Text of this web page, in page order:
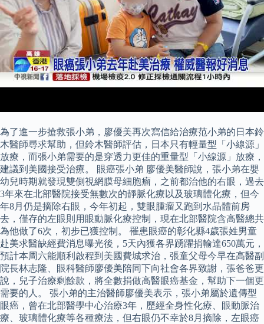
為了進一步搶救張小弟，廖優美再次寫信給治療范小弟的日本鈴
木醫師尋求幫助，但鈴木醫師評估，日本只有輕量型「小線源」
放療，而張小弟需要的是穿透力更佳的重量型「小線源」放療，
建議到美國接受治療。 眼癌張小弟 廖優美醫師說，張小弟在嬰
幼兒時期就發現雙側視網膜母細胞瘤，之前都治他的右眼，過去
3年來在北部醫院接受無數次的靜脈化療以及玻璃體化療，但今
年8月仍是摘除右眼，今年初起，雙眼腫瘤又跑到水晶體前房
去，僅存的左眼則用眼動脈化療控制，現在北部醫院含高醫總共
為他做了6次，初步已獲控制。 罹患眼癌的彰化縣4歲張姓男童
赴美求醫缺經費消息曝光後，5天內獲各界踴躍捐輸達650萬元，
預計本周六能順利啟程到美國費城求治，張童父母今早在高醫副
院長林志隆、眼科醫師廖優美陪同下向社會各界致謝，張爸爸更
說，兒子治療剩餘款，將全數捐做高醫眼癌基金，幫助下一個更
需要的人。 張小弟的主治醫師廖優美表示，張小弟屬於遺傳型
眼癌，曾在北部醫學中心治療3年，歷經全身性化療、眼動脈治
療、玻璃體化療等各種療法，但右眼仍不幸於8月摘除，左眼癌